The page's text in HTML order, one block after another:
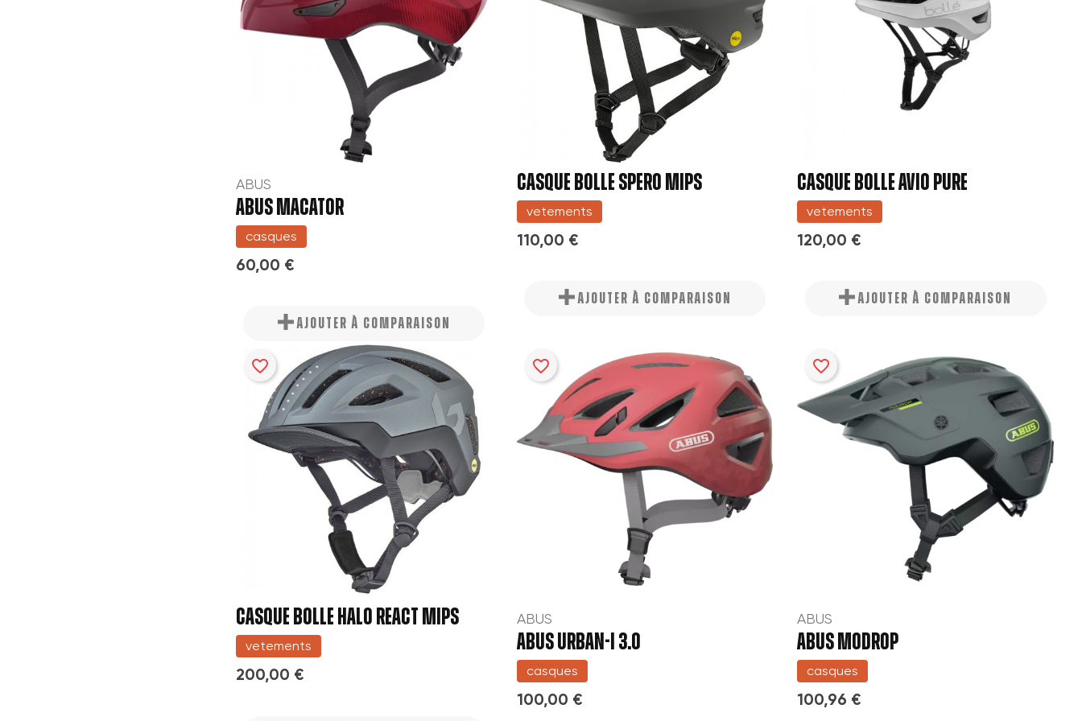
ABUS
ABUS MACATOR
casques
60,00 €
AJOUTER À COMPARAISON
CASQUE BOLLE SPERO MIPS
vetements
110,00 €
AJOUTER À COMPARAISON
CASQUE BOLLE AVIO PURE
vetements
120,00 €
AJOUTER À COMPARAISON
CASQUE BOLLE HALO REACT MIPS
vetements
200,00 €
favorite_border
ABUS
ABUS URBAN-I 3.0
casques
100,00 €
favorite_border
ABUS
ABUS MODROP
casques
100,96 €
favorite_border